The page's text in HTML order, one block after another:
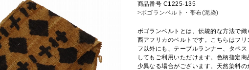
商品番号 C1225-135
>ボゴランベルト・帯布(泥染)
ボゴランベルトとは、伝統的な方法で
西アフリカのベルトです。こちらはフ
フ以外にも、テーブルランナー、タペ
してもご利用いただけます。色柄指定
少異なる場合がございます。天然染料